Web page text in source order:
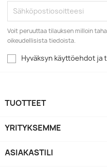
Voit peruuttaa tilauksen milloin
oikeudellisista tiedoista.
Hyväksyn käyttöehdot
TUOTTEET
YRITYKSEMME
ASIAKASTILI